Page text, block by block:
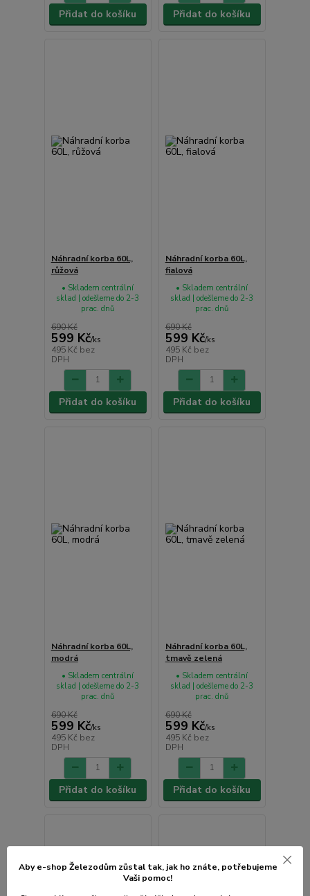
Přidat do košíku Přidat do košíku
Náhradní korba 60L,
růžová
690 Kč
599 Kč/ks
495 Kč bez
DPH
• Skladem centrální
sklad | odešleme do 2-3
prac. dnů
Přidat do košíku
Náhradní korba 60L,
fialová
690 Kč
599 Kč/ks
495 Kč bez
DPH
• Skladem centrální
sklad | odešleme do 2-3
prac. dnů
Přidat do košíku
Náhradní korba 60L,
modrá
690 Kč
599 Kč/ks
495 Kč bez
DPH
• Skladem centrální
sklad | odešleme do 2-3
prac. dnů
Přidat do košíku
Náhradní korba 60L,
tmavě zelená
690 Kč
599 Kč/ks
495 Kč bez
DPH
• Skladem centrální
sklad | odešleme do 2-3
prac. dnů
Přidat do košíku
Aby e-shop Železodům zůstal tak, jak ho znáte, potřebujeme
Vaši pomoc!